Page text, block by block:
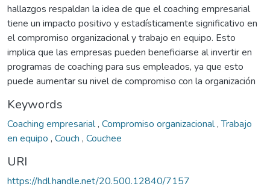
hallazgos respaldan la idea de que el coaching empresarial
tiene un impacto positivo y estadísticamente significativo en
el compromiso organizacional y trabajo en equipo. Esto
implica que las empresas pueden beneficiarse al invertir en
programas de coaching para sus empleados, ya que esto
puede aumentar su nivel de compromiso con la organización
Keywords
Coaching empresarial, Compromiso organizacional,Trabajo
en equipo , Couch , Couchee
URI
https://hdl.handle.net/20.500.12840/7157